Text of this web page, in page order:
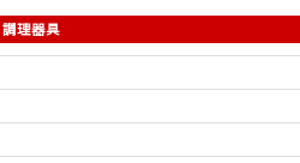
調理器具